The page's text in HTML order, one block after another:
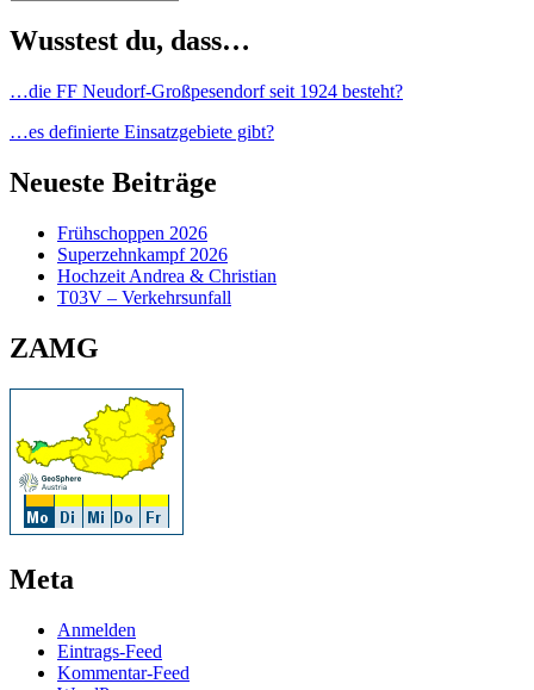
Wusstest du, dass…
…die FF Neudorf-Großpesendorf seit 1924 besteht?
…es definierte Einsatzgebiete gibt?
Neueste Beiträge
Frühschoppen 2026
Superzehnkampf 2026
Hochzeit Andrea & Christian
T03V – Verkehrsunfall
ZAMG
Meta
Anmelden
Eintrags-Feed
Kommentar-Feed